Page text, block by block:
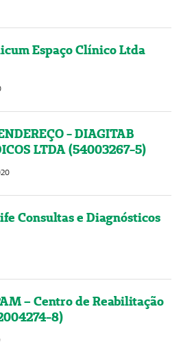
Espaço Clínico Ltda
- DIAGITAB
LTDA (54003267-5)
Consultas e Diagnósticos
– Centro de Reabilitação
8)